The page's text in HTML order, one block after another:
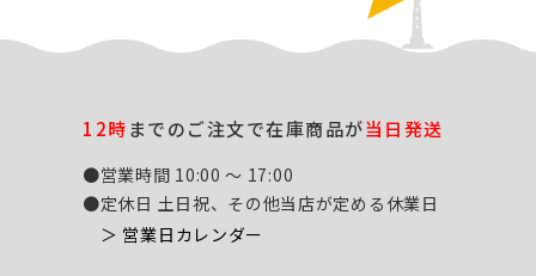
12時までのご注文で在庫商品が当日発送
●営業時間 10:00 ～ 17:00
●定休日 土日祝、その他当店が定める休業日
＞ 営業日カレンダー